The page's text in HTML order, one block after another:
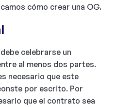
cómo crear una OG.
celebrarse un
al menos dos partes.
necesario que este
por escrito. Por
que el contrato sea